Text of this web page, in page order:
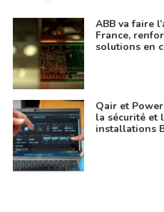
ABB va faire
France,
solutions en
Qair et
la sécurité et
installations